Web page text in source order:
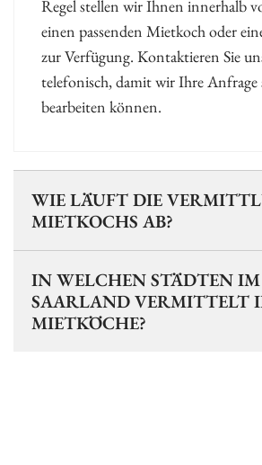
Regel stellen wir Ihnen innerhalb
einen passenden Mietkoch oder
zur Verfügung. Kontaktieren Sie
telefonisch, damit wir Ihre
bearbeiten können.
WIE LÄUFT DIE
MIETKOCHS AB?
IN WELCHEN STÄDTEN IM
SAARLAND VERMITTELT
MIETKÖCHE?